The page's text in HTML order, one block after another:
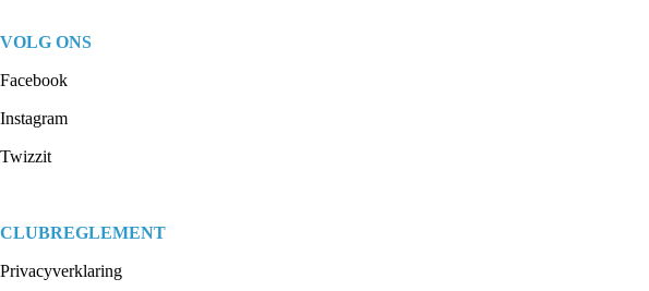
VOLG ONS
Facebook
Instagram
Twizzit
CLUBREGLEMENT
Privacyverklaring